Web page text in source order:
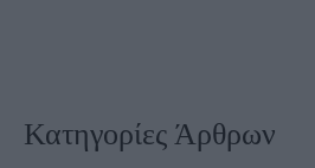
Κατηγορίες Άρθρων